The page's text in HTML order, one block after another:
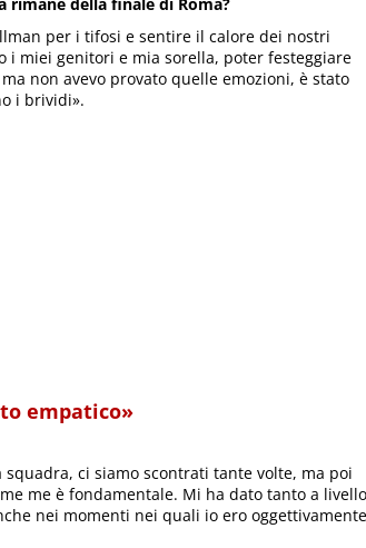
per i tifosi e sentire il calore dei nostri
i miei genitori e mia sorella, poter festeggiare
non avevo provato quelle emozioni, è stato
i brividi».
empatico»
ci siamo scontrati tante volte, ma poi
me è fondamentale. Mi ha dato tanto a livello
nei momenti nei quali io ero oggettivamente